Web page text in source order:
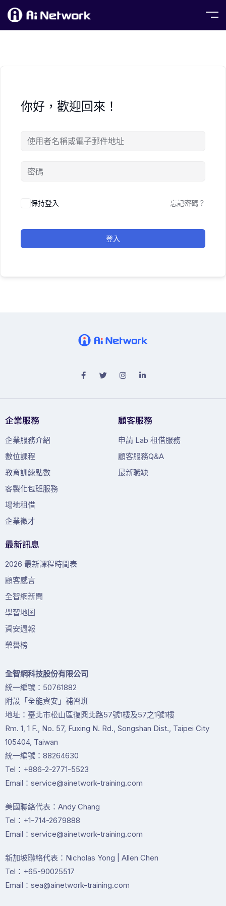
你好，歡迎回來！
保持登入 忘記密碼？
登入
企業服務
企業服務介紹
數位課程
教育訓練點數
客製化包班服務
場地租借
企業徵才
顧客服務
申請 Lab 租借服務
顧客服務Q&A
最新職缺
最新訊息
2026 最新課程時間表
顧客感言
全智網新聞
學習地圖
資安週報
榮譽榜
全智網科技股份有限公司
統一編號：50761882
附設「全能資安」補習班
地址：臺北市松山區復興北路57號1樓及57之1號1樓
Rm. 1, 1 F., No. 57, Fuxing N. Rd., Songshan Dist., Taipei City
105404, Taiwan
統一編號：88264630
Tel：+886-2-2771-5523
Email：service@ainetwork-training.com
美國聯絡代表：Andy Chang
Tel：+1-714-2679888
Email：service@ainetwork-training.com
新加坡聯絡代表：Nicholas Yong | Allen Chen
Tel：+65-90025517
Email：sea@ainetwork-training.com